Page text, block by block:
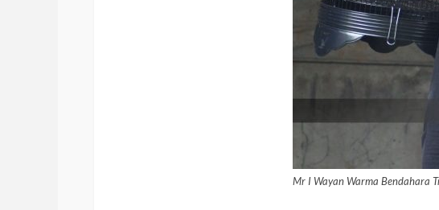
Mr I Wayan Warma Bendahara